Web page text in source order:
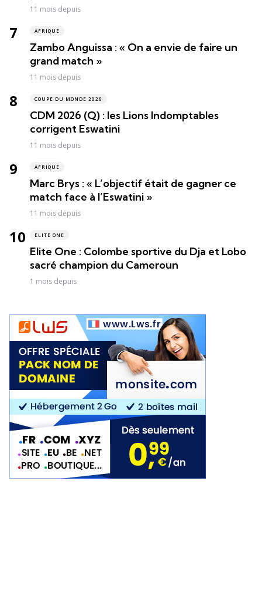
11 mois depuis
AFRIQUE
Zambo Anguissa : « On a envie de faire un
grand match »
11 mois depuis
COUPE DU MONDE 2026
CDM 2026 (Q) : les Lions Indomptables
corrigent Eswatini
11 mois depuis
AFRIQUE
Marc Brys : « L’objectif était de gagner ce
match face à l’Eswatini »
11 mois depuis
ELITE ONE
Elite One : Colombe sportive du Dja et Lobo
sacré champion du Cameroun
1 mois depuis